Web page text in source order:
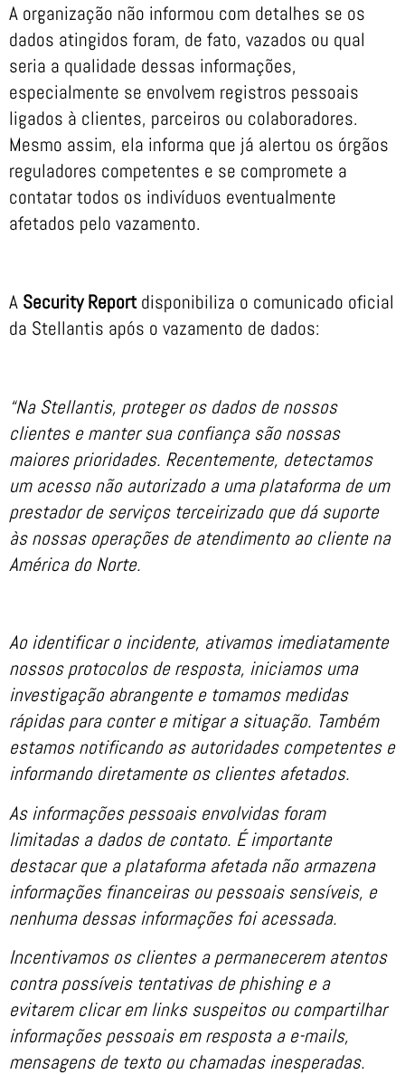
A organização não informou com detalhes se os
dados atingidos foram, de fato, vazados ou qual
seria a qualidade dessas informações,
especialmente se envolvem registros pessoais
ligados à clientes, parceiros ou colaboradores.
Mesmo assim, ela informa que já alertou os órgãos
reguladores competentes e se compromete a
contatar todos os indivíduos eventualmente
afetados pelo vazamento.
A Security Reportdisponibiliza o comunicado oficial
da Stellantis após o vazamento de dados:
“Na Stellantis, proteger os dados de nossos
clientes e manter sua confiança são nossas
maiores prioridades. Recentemente, detectamos
um acesso não autorizado a uma plataforma de um
prestador de serviços terceirizado que dá suporte
às nossas operações de atendimento ao cliente na
América do Norte.
Ao identificar o incidente, ativamos imediatamente
nossos protocolos de resposta, iniciamos uma
investigação abrangente e tomamos medidas
rápidas para conter e mitigar a situação. Também
estamos notificando as autoridades competentes e
informando diretamente os clientes afetados.
As informações pessoais envolvidas foram
limitadas a dados de contato. É importante
destacar que a plataforma afetada não armazena
informações financeiras ou pessoais sensíveis, e
nenhuma dessas informações foi acessada.
Incentivamos os clientes a permanecerem atentos
contra possíveis tentativas de phishing e a
evitarem clicar em links suspeitos ou compartilhar
informações pessoais em resposta a e-mails,
mensagens de texto ou chamadas inesperadas.